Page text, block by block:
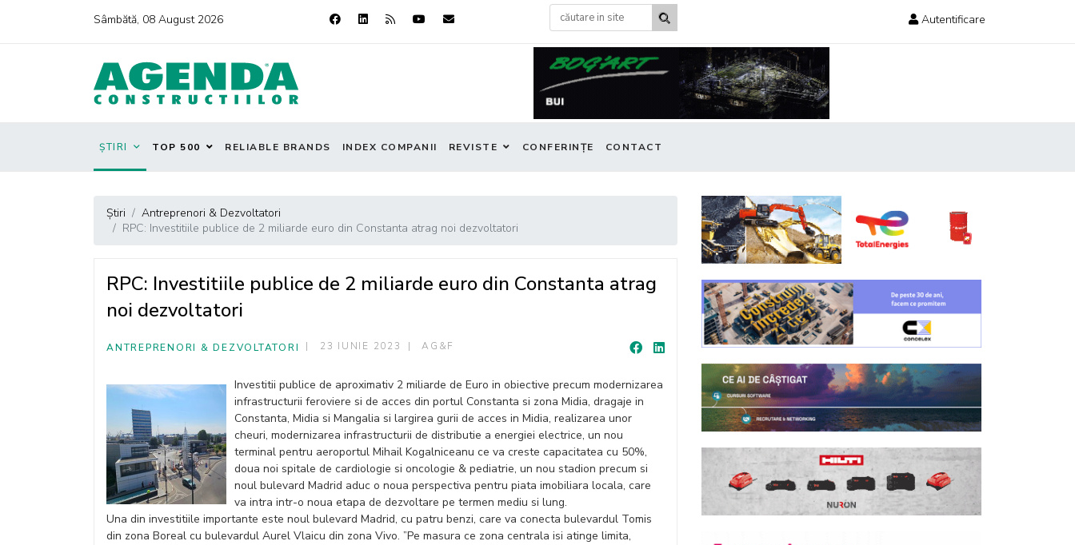
Sâmbătă, 08 August 2026 Autentificare
ȘTIRI TOP 500 RELIABLE BRANDS INDEX COMPANII REVISTE CONFERINȚE CONTACT
Știri
Antreprenori & Dezvoltatori
RPC: Investitiile publice de 2 miliarde euro din Constanta atrag noi dezvoltatori
RPC: Investitiile publice de 2 miliarde euro din Constanta atrag
noi dezvoltatori
ANTREPRENORI & DEZVOLTATORI 23 IUNIE 2023 AG&F
Investitii publice de aproximativ 2 miliarde de Euro in obiective precum modernizarea
infrastructurii feroviere si de acces din portul Constanta si zona Midia, dragaje in
Constanta, Midia si Mangalia si largirea gurii de acces in Midia, realizarea unor
cheuri, modernizarea infrastructurii de distributie a energiei electrice, un nou
terminal pentru aeroportul Mihail Kogalniceanu ce va creste capacitatea cu 50%,
doua noi spitale de cardiologie si oncologie & pediatrie, un nou stadion precum si
noul bulevard Madrid aduc o noua perspectiva pentru piata imobiliara locala, care
va intra intr-o noua etapa de dezvoltare pe termen mediu si lung.
Una din investitiile importante este noul bulevard Madrid, cu patru benzi, care va conecta bulevardul Tomis
din zona Boreal cu bulevardul Aurel Vlaicu din zona Vivo. ”Pe masura ce zona centrala isi atinge limita,